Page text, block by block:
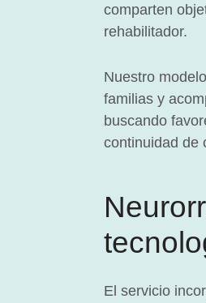
comparten
rehabilitador.
Nuestro
familias y
buscando
continuidad de
El servicio